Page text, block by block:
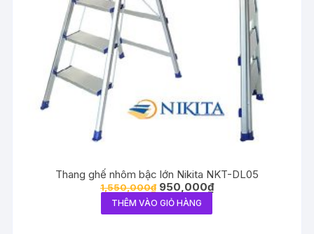
Thang ghế nhôm bậc lớn Nikita NKT-DL05
1,550,000₫ 950,000₫
THÊM VÀO GIỎ HÀNG